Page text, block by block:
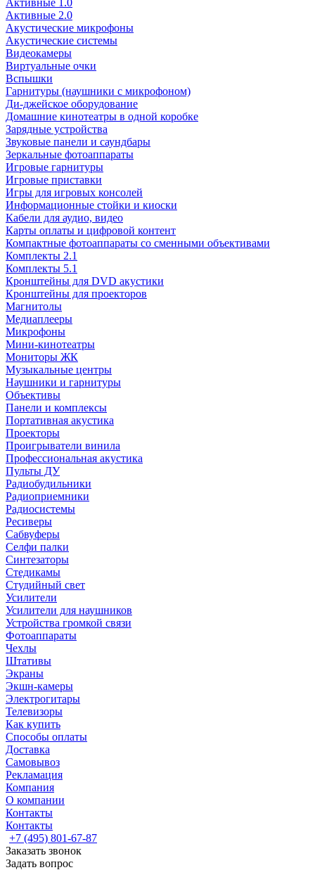
Активные 1.0
Активные 2.0
Акустические микрофоны
Акустические системы
Видеокамеры
Виртуальные очки
Вспышки
Гарнитуры (наушники с микрофоном)
Ди-джейское оборудование
Домашние кинотеатры в одной коробке
Зарядные устройства
Звуковые панели и саундбары
Зеркальные фотоаппараты
Игровые гарнитуры
Игровые приставки
Игры для игровых консолей
Информационные стойки и киоски
Кабели для аудио, видео
Карты оплаты и цифровой контент
Компактные фотоаппараты со сменными объективами
Комплекты 2.1
Комплекты 5.1
Кронштейны для DVD акустики
Кронштейны для проекторов
Магнитолы
Медиаплееры
Микрофоны
Мини-кинотеатры
Мониторы ЖК
Музыкальные центры
Наушники и гарнитуры
Объективы
Панели и комплексы
Портативная акустика
Проекторы
Проигрыватели винила
Профессиональная акустика
Пульты ДУ
Радиобудильники
Радиоприемники
Радиосистемы
Ресиверы
Сабвуферы
Селфи палки
Синтезаторы
Стедикамы
Студийный свет
Усилители
Усилители для наушников
Устройства громкой связи
Фотоаппараты
Чехлы
Штативы
Экраны
Экшн-камеры
Электрогитары
Телевизоры
Как купить
Способы оплаты
Доставка
Самовывоз
Рекламация
Компания
О компании
Контакты
Контакты
+7 (495) 801-67-87
Заказать звонок
Задать вопрос